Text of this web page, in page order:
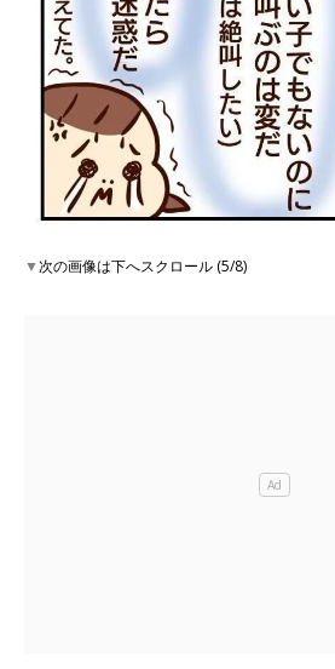
▼次の画像は下へスクロール (5/8)